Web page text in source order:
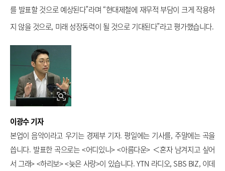
를 발표할 것으로 예상된다”라며 “현대제철에 재무적 부담이 크게 작용하
지 않을 것으로, 미래 성장동력이 될 것으로 기대된다”라고 평가했습니다.
이광수 기자
본업이 음악이라고 우기는 경제부 기자. 평일에는 기사를, 주말에는 곡을
씁니다. 발표한 곡으로는 <어디있니> <아름다운> ＜혼자 남겨지고 싶어
서 그래> <하리보> <늦은 사랑>이 있습니다. YTN 라디오, SBS BIZ, 이데